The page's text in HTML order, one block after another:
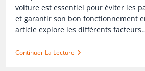
voiture est essentiel pour éviter les
et garantir son bon fonctionnement
article explore les différents
Continuer La Lecture